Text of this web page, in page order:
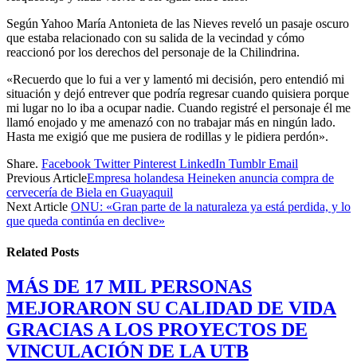
Según Yahoo María Antonieta de las Nieves reveló un pasaje oscuro
que estaba relacionado con su salida de la vecindad y cómo
reaccionó por los derechos del personaje de la Chilindrina.
«Recuerdo que lo fui a ver y lamentó mi decisión, pero entendió mi
situación y dejó entrever que podría regresar cuando quisiera porque
mi lugar no lo iba a ocupar nadie. Cuando registré el personaje él me
llamó enojado y me amenazó con no trabajar más en ningún lado.
Hasta me exigió que me pusiera de rodillas y le pidiera perdón».
Share. Facebook Twitter Pinterest LinkedIn Tumblr Email
Previous ArticleEmpresa holandesa Heineken anuncia compra de
cervecería de Biela en Guayaquil
Next Article ONU: «Gran parte de la naturaleza ya está perdida, y lo
que queda continúa en declive»
Related Posts
MÁS DE 17 MIL PERSONAS
MEJORARON SU CALIDAD DE VIDA
GRACIAS A LOS PROYECTOS DE
VINCULACIÓN DE LA UTB